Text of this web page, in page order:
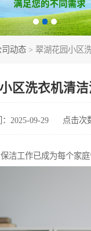
司动态 > 翠湖花园小区
区洗衣机清
：2025-09-29 点击次
洁工作已成为每个家庭